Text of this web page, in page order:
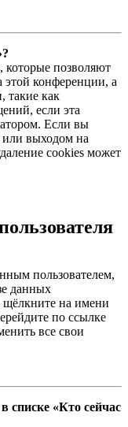
которые позволяют
этой конференции, а
такие как
если эта
Если вы
или выходом на
cookies может
пользователем,
данных
на имени
по ссылке
все свои
списке «Кто сейчас